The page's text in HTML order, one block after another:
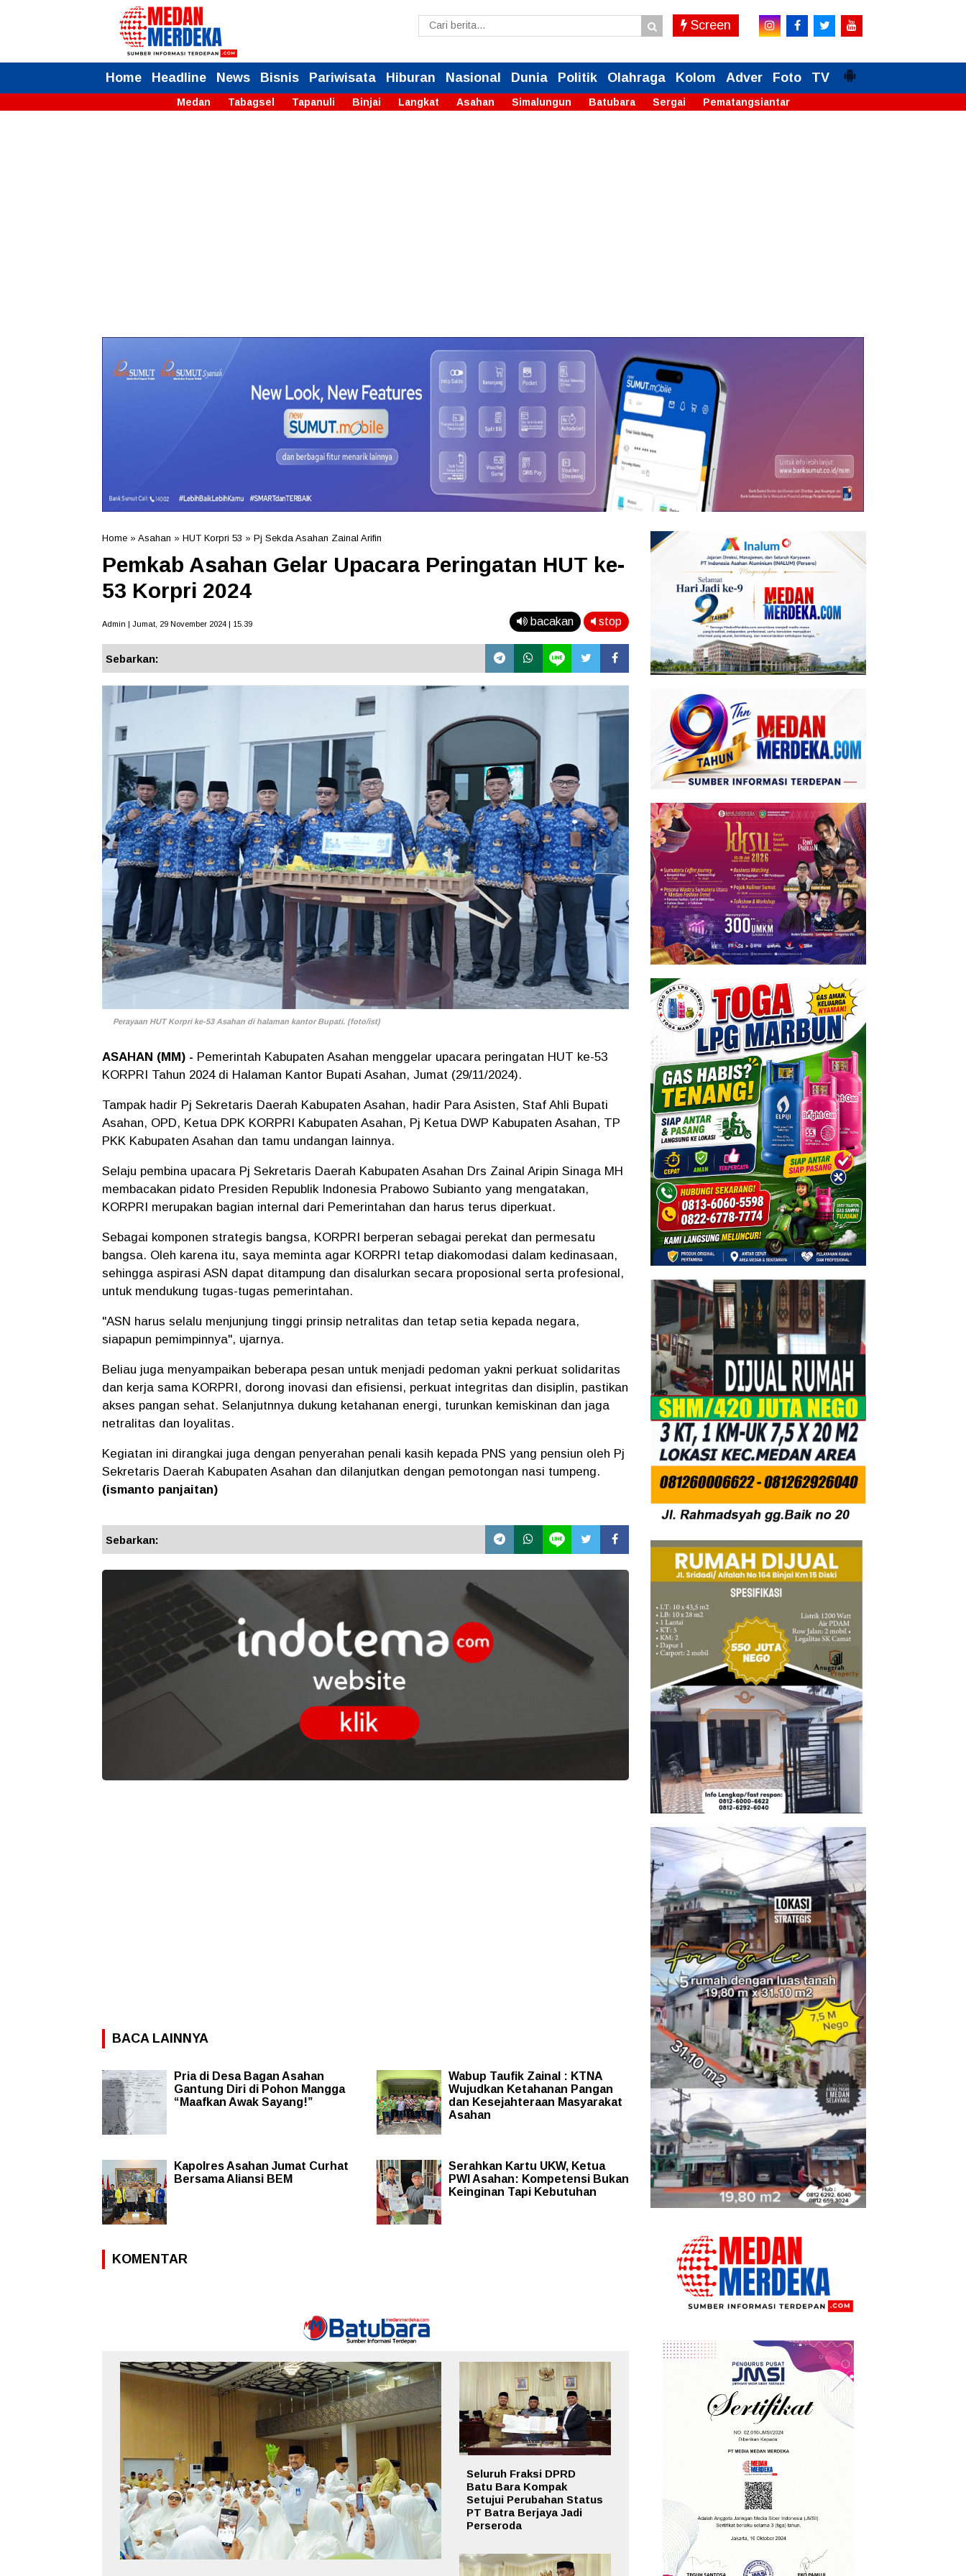
Screen
Home Headline News Bisnis Pariwisata Hiburan Nasional Dunia Politik Olahraga Kolom Adver Foto TV
Medan Tabagsel Tapanuli Binjai Langkat Asahan Simalungun Batubara Sergai Pematangsiantar
Home » Asahan » HUT Korpri 53 » Pj Sekda Asahan Zainal Arifin
Pemkab Asahan Gelar Upacara Peringatan HUT ke-
53 Korpri 2024
Admin | Jumat, 29 November 2024 | 15.39 bacakan stop
Sebarkan:
Perayaan HUT Korpri ke-53 Asahan di halaman kantor Bupati. (foto/ist)
ASAHAN (MM) - Pemerintah Kabupaten Asahan menggelar upacara peringatan HUT ke-53
KORPRI Tahun 2024 di Halaman Kantor Bupati Asahan, Jumat (29/11/2024).
Tampak hadir Pj Sekretaris Daerah Kabupaten Asahan, hadir Para Asisten, Staf Ahli Bupati
Asahan, OPD, Ketua DPK KORPRI Kabupaten Asahan, Pj Ketua DWP Kabupaten Asahan, TP
PKK Kabupaten Asahan dan tamu undangan lainnya.
Selaju pembina upacara Pj Sekretaris Daerah Kabupaten Asahan Drs Zainal Aripin Sinaga MH
membacakan pidato Presiden Republik Indonesia Prabowo Subianto yang mengatakan,
KORPRI merupakan bagian internal dari Pemerintahan dan harus terus diperkuat.
Sebagai komponen strategis bangsa, KORPRI berperan sebagai perekat dan permesatu
bangsa. Oleh karena itu, saya meminta agar KORPRI tetap diakomodasi dalam kedinasaan,
sehingga aspirasi ASN dapat ditampung dan disalurkan secara proposional serta profesional,
untuk mendukung tugas-tugas pemerintahan.
"ASN harus selalu menjunjung tinggi prinsip netralitas dan tetap setia kepada negara,
siapapun pemimpinnya", ujarnya.
Beliau juga menyampaikan beberapa pesan untuk menjadi pedoman yakni perkuat solidaritas
dan kerja sama KORPRI, dorong inovasi dan efisiensi, perkuat integritas dan disiplin, pastikan
akses pangan sehat. Selanjutnnya dukung ketahanan energi, turunkan kemiskinan dan jaga
netralitas dan loyalitas.
Kegiatan ini dirangkai juga dengan penyerahan penali kasih kepada PNS yang pensiun oleh Pj
Sekretaris Daerah Kabupaten Asahan dan dilanjutkan dengan pemotongan nasi tumpeng.
(ismanto panjaitan)
Sebarkan:
BACA LAINNYA
Pria di Desa Bagan Asahan
Gantung Diri di Pohon Mangga
“Maafkan Awak Sayang!”
Wabup Taufik Zainal : KTNA
Wujudkan Ketahanan Pangan
dan Kesejahteraan Masyarakat
Asahan
Kapolres Asahan Jumat Curhat
Bersama Aliansi BEM
Serahkan Kartu UKW, Ketua
PWI Asahan: Kompetensi Bukan
Keinginan Tapi Kebutuhan
KOMENTAR
Seluruh Fraksi DPRD
Batu Bara Kompak
Setujui Perubahan Status
PT Batra Berjaya Jadi
Perseroda